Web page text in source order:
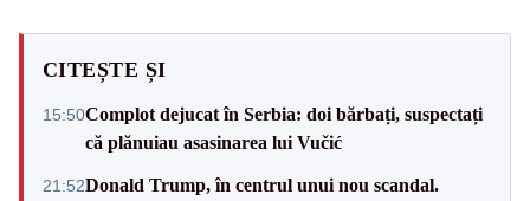
CITEȘTE ȘI
15:50Complot dejucat în Serbia: doi bărbați, suspectați
că plănuiau asasinarea lui Vučić
21:52Donald Trump, în centrul unui nou scandal.